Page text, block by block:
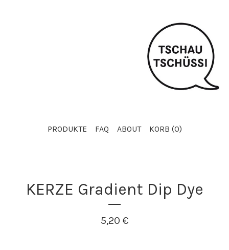
PRODUKTE FAQ ABOUT KORB (0)
KERZE Gradient Dip Dye
5,20 €